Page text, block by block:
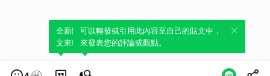
全新體驗！一鍵引用此內容，透過發布貼
文來輕鬆表達個人立場。
可以轉發或引用此內容至自己的貼文中，
來發表您的評論或觀點。